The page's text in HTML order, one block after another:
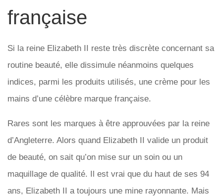
française
Si la reine Elizabeth II reste très discrète concernant sa
routine beauté, elle dissimule néanmoins quelques
indices, parmi les produits utilisés, une crème pour les
mains d’une célèbre marque française.
Rares sont les marques à être approuvées par la reine
d’Angleterre. Alors quand Elizabeth II valide un produit
de beauté, on sait qu’on mise sur un soin ou un
maquillage de qualité. Il est vrai que du haut de ses 94
ans, Elizabeth II a toujours une mine rayonnante. Mais